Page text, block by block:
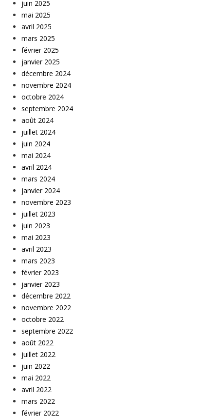
juin 2025
mai 2025
avril 2025
mars 2025
février 2025
janvier 2025
décembre 2024
novembre 2024
octobre 2024
septembre 2024
août 2024
juillet 2024
juin 2024
mai 2024
avril 2024
mars 2024
janvier 2024
novembre 2023
juillet 2023
juin 2023
mai 2023
avril 2023
mars 2023
février 2023
janvier 2023
décembre 2022
novembre 2022
octobre 2022
septembre 2022
août 2022
juillet 2022
juin 2022
mai 2022
avril 2022
mars 2022
février 2022